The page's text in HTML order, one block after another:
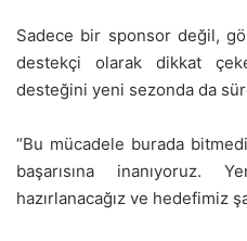
Sadece bir sponsor değil,
destekçi olarak dikkat
desteğini yeni sezonda da
“Bu mücadele burada
başarısına inanıyoruz.
hazırlanacağız ve hedefimiz